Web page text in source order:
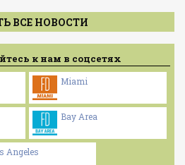
ВСЕ НОВОСТИ
к нам в соцсетях
Miami
Bay Area
Angeles